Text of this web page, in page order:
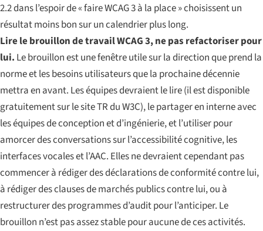
2.2 dans l’espoir de « faire WCAG 3 à la place » choisissent un
résultat moins bon sur un calendrier plus long.
Lire le brouillon de travail WCAG 3, ne pas refactoriser pour
lui. Le brouillon est une fenêtre utile sur la direction que prend la
norme et les besoins utilisateurs que la prochaine décennie
mettra en avant. Les équipes devraient le lire (il est disponible
gratuitement sur le site TR du W3C), le partager en interne avec
les équipes de conception et d’ingénierie, et l’utiliser pour
amorcer des conversations sur l’accessibilité cognitive, les
interfaces vocales et l’AAC. Elles ne devraient cependant pas
commencer à rédiger des déclarations de conformité contre lui,
à rédiger des clauses de marchés publics contre lui, ou à
restructurer des programmes d’audit pour l’anticiper. Le
brouillon n’est pas assez stable pour aucune de ces activités.